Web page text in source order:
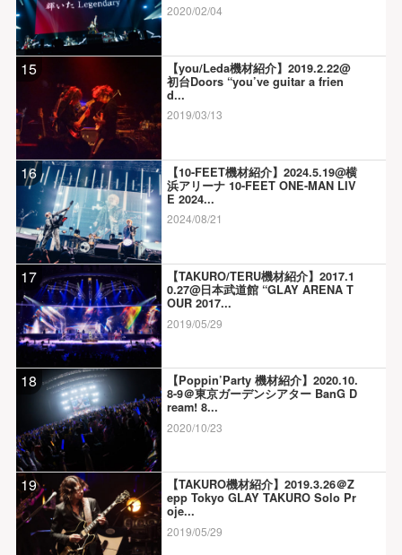
2020/02/04
15
【you/Leda機材紹介】2019.2.22@
初台Doors “you’ve guitar a frien
d...
2019/03/13
16
【10-FEET機材紹介】2024.5.19@横
浜アリーナ 10-FEET ONE-MAN LIV
E 2024...
2024/08/21
17
【TAKURO/TERU機材紹介】2017.1
0.27@日本武道館 “GLAY ARENA T
OUR 2017...
2019/05/29
18
【Poppin’Party 機材紹介】2020.10.
8-9＠東京ガーデンシアター BanG D
ream! 8...
2020/10/23
19
【TAKURO機材紹介】2019.3.26＠Z
epp Tokyo GLAY TAKURO Solo Pr
oje...
2019/05/29